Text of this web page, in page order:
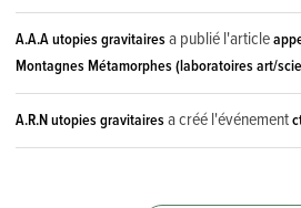
A.A.A utopies gravitaires a publié l'article
Montagnes Métamorphes (laboratoires art/
A.R.N utopies gravitaires a créé l'événement